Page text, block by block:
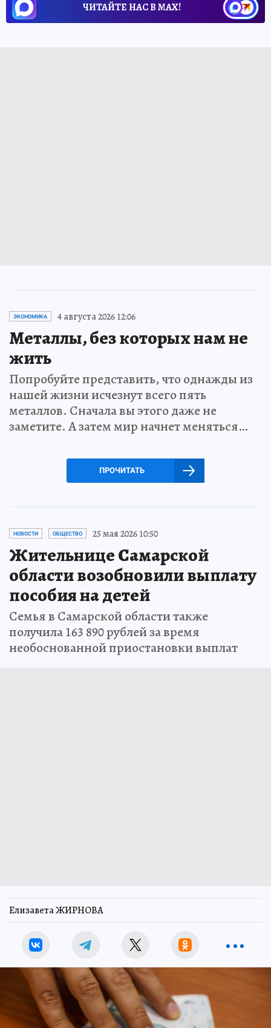
ЧИТАЙТЕ НАС В МАХ!
ЭКОНОМИКА 4 августа 2026 12:06
Металлы, без которых нам не
жить
Попробуйте представить, что однажды из
нашей жизни исчезнут всего пять
металлов. Сначала вы этого даже не
заметите. А затем мир начнет меняться…
ПРОЧИТАТЬ
НОВОСТИ ОБЩЕСТВО 25 мая 2026 10:50
Жительнице Самарской
области возобновили выплату
пособия на детей
Семья в Самарской области также
получила 163 890 рублей за время
необоснованной приостановки выплат
Елизавета ЖИРНОВА